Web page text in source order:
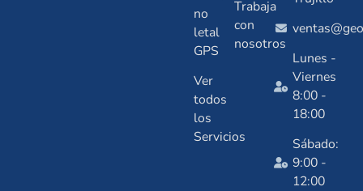
no
letal
GPS
Ver
todos
los
Servicios
Trabaja
con
nosotros
Lunes -
Viernes
8:00 -
18:00
Sábado:
9:00 -
12:00